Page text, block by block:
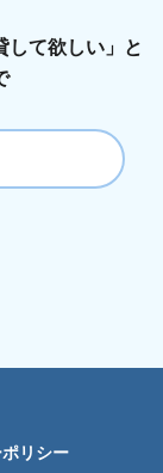
して欲しい」と
リシー